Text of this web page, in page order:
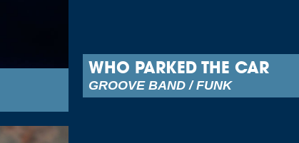
WHO PARKED THE CAR
GROOVE BAND / FUNK